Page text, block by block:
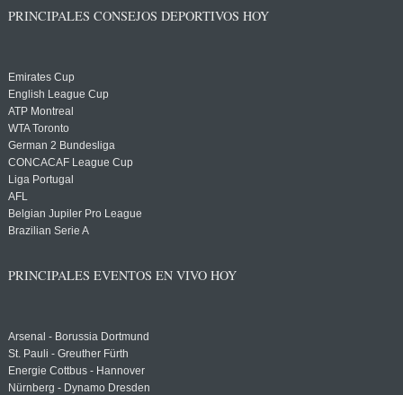
PRINCIPALES CONSEJOS DEPORTIVOS HOY
Emirates Cup
English League Cup
ATP Montreal
WTA Toronto
German 2 Bundesliga
CONCACAF League Cup
Liga Portugal
AFL
Belgian Jupiler Pro League
Brazilian Serie A
PRINCIPALES EVENTOS EN VIVO HOY
Arsenal - Borussia Dortmund
St. Pauli - Greuther Fürth
Energie Cottbus - Hannover
Nürnberg - Dynamo Dresden